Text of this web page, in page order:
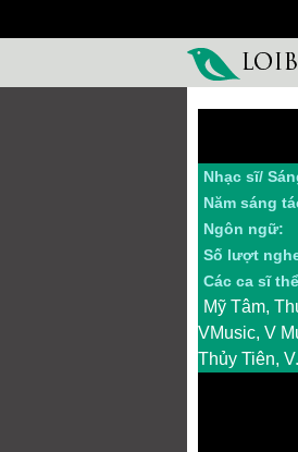
Nhạc sĩ/
Năm sáng
Ngôn ngữ:
Số lượt
Các ca sĩ
Mỹ Tâm,
VMusic, V
Thủy Tiên,